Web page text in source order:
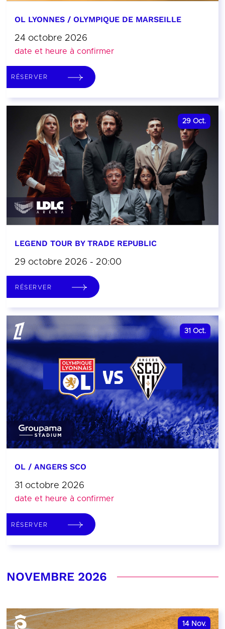
OL LYONNES / OLYMPIQUE DE MARSEILLE
24 octobre 2026
date et heure à confirmer
RÉSERVER
29 Oct.
LEGEND TOUR BY TRADE REPUBLIC
29 octobre 2026 - 20:00
RÉSERVER
31 Oct.
OL / ANGERS SCO
31 octobre 2026
date et heure à confirmer
RÉSERVER
NOVEMBRE 2026
14 Nov.